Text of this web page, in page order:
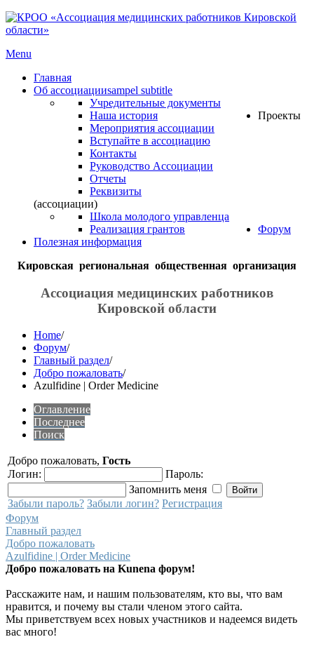
Menu
Главная
Об ассоциацииsampel subtitle
Учредительные документы
Наша история
Мероприятия ассоциации
Вступайте в ассоциацию
Контакты
Руководство Ассоциации
Отчеты
Реквизиты
Проекты
(ассоциации)
Школа молодого управленца
Реализация грантов
Форум
Полезная информация
Кировская региональная общественная организация
Ассоциация медицинских работников
Кировской области
Home/
Форум/
Главный раздел/
Добро пожаловать/
Azulfidine | Order Medicine
Оглавление
Последнее
Поиск
Добро пожаловать, Гость
Логин:
Пароль:
Запомнить меня
Забыли пароль? Забыли логин? Регистрация
Форум
Главный раздел
Добро пожаловать
Azulfidine | Order Medicine
Добро пожаловать на Kunena форум!
Расскажите нам, и нашим пользователям, кто вы, что вам
нравится, и почему вы стали членом этого сайта.
Мы приветствуем всех новых участников и надеемся видеть
вас много!